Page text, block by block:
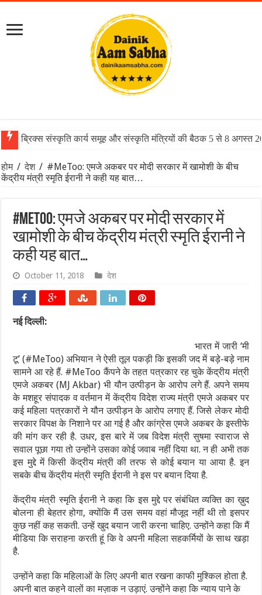
ब्रिक्स संस्कृति कार्य समूह और संस्कृति मंत्रियों की बैठक 5 से 8 अगस्त
होम / देश / #MeToo: एमजे अकबर पर मोदी सरकार में खामोशी के बीच
केंद्रीय मंत्री स्मृति ईरानी ने कही यह बात…
#MeToo: एमजे अकबर पर मोदी सरकार में
खामोशी के बीच केंद्रीय मंत्री स्मृति ईरानी ने
कही यह बात…
October 11, 2018 देश
नई दिल्ली:
भारत में जारी ‘मी
टू’ (#MeToo) अभियान ने ऐसी तूल पकड़ी कि इसकी जद में बड़े-बड़े नाम
सामने आ रहे हैं. #MeToo कैंपने के तहत पत्रकार रह चुके केंद्रीय मंत्री
एमजे अकबर (MJ Akbar) भी यौन उत्पीड़न के आरोप लगे हैं. अपने समय
के मशहूर संपादक व वर्तमान में केंद्रीय विदेश राज्य मंत्री एमजे अकबर पर
कई महिला पत्रकारों ने यौन उत्पीड़न के आरोप लगाए हैं. जिसे लेकर मोदी
सरकार विपक्ष के निशाने पर आ गई है और कांग्रेस एमजे अकबर के इस्तीफे
की मांग कर रही है. उधर, इस बारे में जब विदेश मंत्री सुषमा स्वाराज से
सवाल पूछा गया तो उन्होंने उसका कोई जवाब नहीं दिया था. न ही अभी तक
इस मुद्दे में किसी केंद्रीय मंत्री की तरफ से कोई बयान या आया है. इन
सबके बीच केंद्रीय मंत्री स्मृति ईरानी ने इस पर बयान दिया है.
केंद्रीय मंत्री स्मृति ईरानी ने कहा कि इस मुद्दे पर संबंधित व्यक्ति का ख़ुद
बोलना ही बेहतर होगा, क्योंकि मैं उस समय वहां मौजूद नहीं थी तो इसपर
कुछ नहीं कह सकती. उन्हें खुद बयान जारी करना चाहिए. उन्होंने कहा कि मैं
मीडिया कि सराहना करती हूं कि वे अपनी महिला सहकर्मियों के साथ खड़ा
है.
उन्होंने कहा कि महिलाओं के लिए अपनी बात रखना काफी मुश्किल होता है.
अपनी बात कहने वालों का मज़ाक न उड़ाएं. उन्होंने कहा कि न्याय पाने के